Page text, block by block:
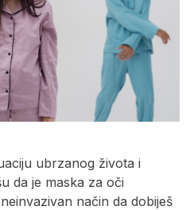
ubrzanog života i
da je maska za oči
način da dobiješ